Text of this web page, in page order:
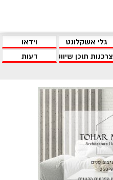
גלי אשקלונט
וידאו
צרכנות תוכן שיווקי
דעות